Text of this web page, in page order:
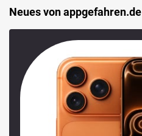
Neues von appgefahren.de